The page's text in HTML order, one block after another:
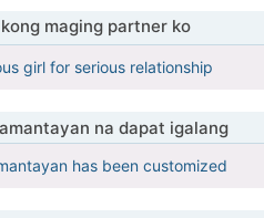
maging partner ko
girl for serious relationship
na dapat igalang
has been customized